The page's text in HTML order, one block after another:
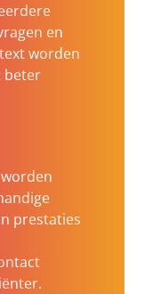
en
worden
beter
prestaties